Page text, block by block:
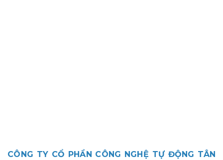
CÔNG TY CỔ PHẦN CÔNG NGHỆ TỰ ĐỘNG TÂN